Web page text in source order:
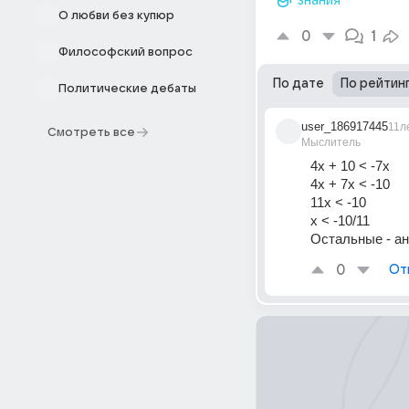
О любви без купюр
Философский вопрос
Политические дебаты
Смотреть все
0 1
По дате По
user_186917445
Мыслитель
4x + 10 < -7x
4x + 7x < -10
11x < -10
x < -10/11
Остальные -
0